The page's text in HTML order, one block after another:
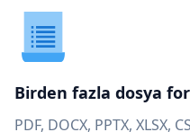
Birden fazla dosya
PDF, DOCX, PPTX, XLSX,